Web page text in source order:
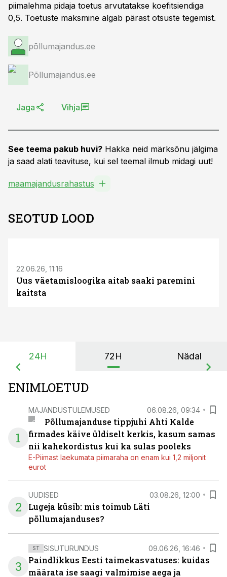
piimalehma pidaja toetus arvutatakse koefitsiendiga
0,5. Toetuste maksmine algab pärast otsuste tegemist.
põllumajandus.ee
Põllumajandus.ee
Jaga Vihja
See teema pakub huvi? Hakka neid märksõnu jälgima
ja saad alati teavituse, kui sel teemal ilmub midagi uut!
maamajandusrahastus
SEOTUD LOOD
22.06.26, 11:16
Uus väetamisloogika aitab saaki paremini
kaitsta
24H 72H Nädal
ENIMLOETUD
1
MAJANDUSTULEMUSED 06.08.26, 09:34
Põllumajanduse tippjuhi Ahti Kalde
firmades käive üldiselt kerkis, kasum samas
nii kahekordistus kui ka sulas pooleks
E-Piimast laekumata piimaraha on enam kui 1,2 miljonit
eurot
2
UUDISED 03.08.26, 12:00
Lugeja küsib: mis toimub Läti
põllumajanduses?
3
ST SISUTURUNDUS 09.06.26, 16:46
Paindlikkus Eesti taimekasvatuses: kuidas
määrata ise saagi valmimise aega ja